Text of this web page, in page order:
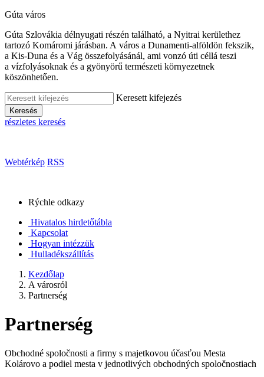
Gúta város
Gúta Szlovákia délnyugati részén található, a Nyitrai kerülethez
tartozó Komáromi járásban. A város a Dunamenti-alföldön fekszik,
a Kis-Duna és a Vág összefolyásánál, ami vonzó úti céllá teszi
a vízfolyásoknak és a gyönyörű természeti környezetnek
köszönhetően.
Keresett kifejezés
Keresés
részletes keresés
Webtérkép RSS
Rýchle odkazy
Hivatalos hirdetőtábla
Kapcsolat
Hogyan intézzük
Hulladékszállítás
Kezdőlap
A városról
Partnerség
Partnerség
Obchodné spoločnosti a firmy s majetkovou účasťou Mesta
Kolárovo a podiel mesta v jednotlivých obchodných spoločnostiach